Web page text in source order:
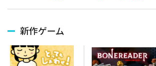
新作ゲーム